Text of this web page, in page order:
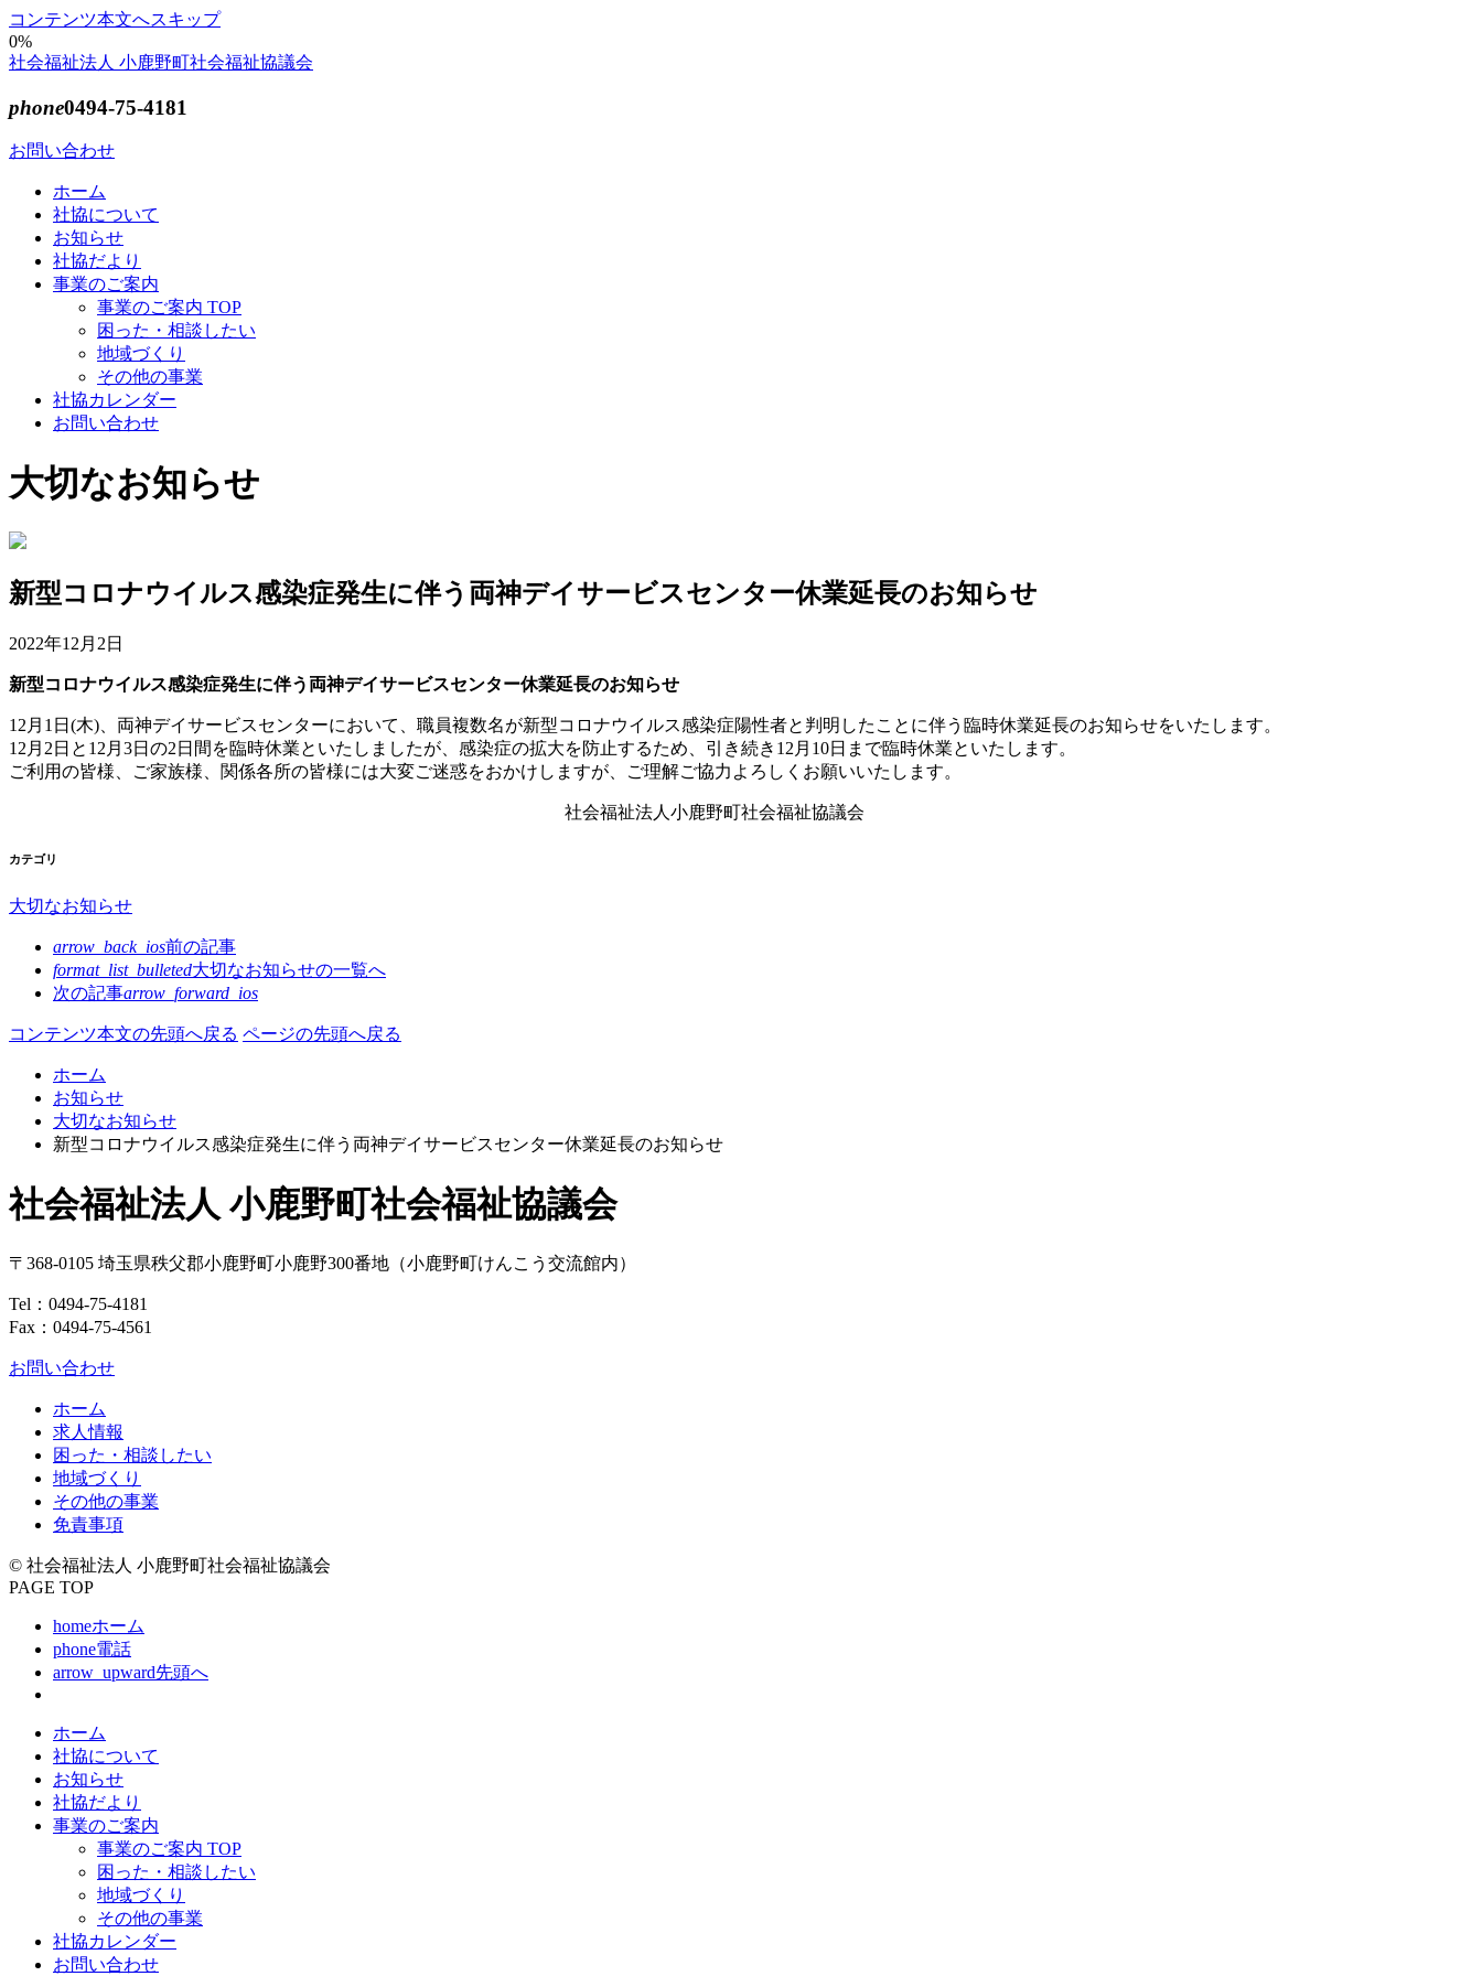
コンテンツ本文へスキップ
0%
社会福祉法人 小鹿野町社会福祉協議会
phone0494-75-4181
お問い合わせ
ホーム
社協について
お知らせ
社協だより
事業のご案内
事業のご案内 TOP
困った・相談したい
地域づくり
その他の事業
社協カレンダー
お問い合わせ
大切なお知らせ
新型コロナウイルス感染症発生に伴う両神デイサービスセンター休業延長のお知らせ
2022年12月2日
新型コロナウイルス感染症発生に伴う両神デイサービスセンター休業延長のお知らせ
12月1日(木)、両神デイサービスセンターにおいて、職員複数名が新型コロナウイルス感染症陽性者と判明したことに伴う臨時休業延長のお知らせをいたします。
12月2日と12月3日の2日間を臨時休業といたしましたが、感染症の拡大を防止するため、引き続き12月10日まで臨時休業といたします。
ご利用の皆様、ご家族様、関係各所の皆様には大変ご迷惑をおかけしますが、ご理解ご協力よろしくお願いいたします。
社会福祉法人小鹿野町社会福祉協議会
カテゴリ
大切なお知らせ
arrow_back_ios前の記事
format_list_bulleted大切なお知らせの一覧へ
次の記事arrow_forward_ios
コンテンツ本文の先頭へ戻る ページの先頭へ戻る
ホーム
お知らせ
大切なお知らせ
新型コロナウイルス感染症発生に伴う両神デイサービスセンター休業延長のお知らせ
社会福祉法人 小鹿野町社会福祉協議会
〒368-0105 埼玉県秩父郡小鹿野町小鹿野300番地 （小鹿野町けんこう交流館内）
Tel： 0494-75-4181
Fax：0494-75-4561
お問い合わせ
ホーム
求人情報
困った・相談したい
地域づくり
その他の事業
免責事項
© 社会福祉法人 小鹿野町社会福祉協議会
PAGE TOP
homeホーム
phone電話
arrow_upward先頭へ
ホーム
社協について
お知らせ
社協だより
事業のご案内
事業のご案内 TOP
困った・相談したい
地域づくり
その他の事業
社協カレンダー
お問い合わせ